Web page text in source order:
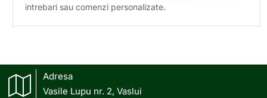
intrebari sau comenzi personalizate.
Adresa
Vasile Lupu nr. 2, Vaslui